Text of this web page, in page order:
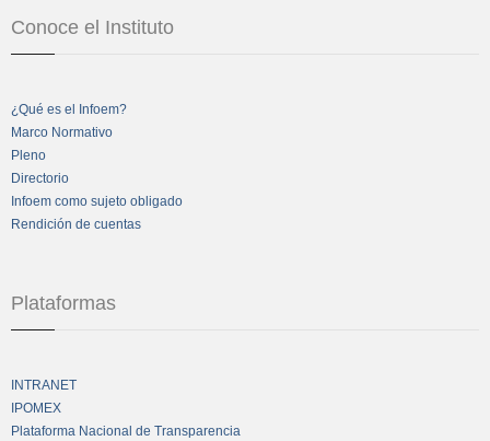
Conoce el Instituto
¿Qué es el Infoem?
Marco Normativo
Pleno
Directorio
Infoem como sujeto obligado
Rendición de cuentas
Plataformas
INTRANET
IPOMEX
Plataforma Nacional de Transparencia